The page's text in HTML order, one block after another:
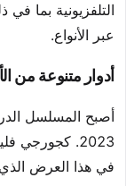
التلفزيونية بما في
عبر الأنواع.
أدوار متنوعة من
2023.
في هذا العرض الذي